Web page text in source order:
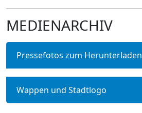
MEDIENARCHIV
Pressefotos zum Herunterladen
Wappen und Stadtlogo